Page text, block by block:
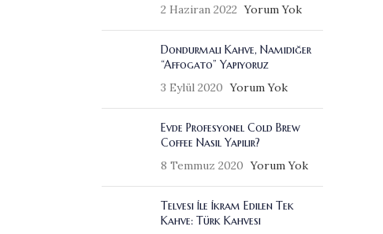
2 Haziran 2022 Yorum Yok
Dondurmalı Kahve, Namıdiğer
“Affogato” Yapıyoruz
3 Eylül 2020 Yorum Yok
Evde Profesyonel Cold Brew
Coffee Nasıl Yapılır?
8 Temmuz 2020 Yorum Yok
Telvesi İle İkram Edilen Tek
Kahve: Türk Kahvesi